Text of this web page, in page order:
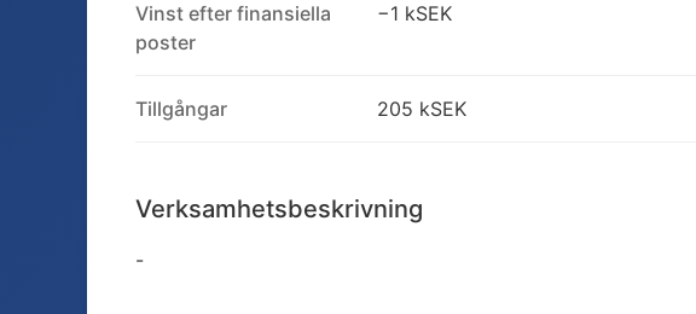
Vinst efter finansiella
poster
−1 kSEK
Tillgångar 205 kSEK
Verksamhetsbeskrivning
-